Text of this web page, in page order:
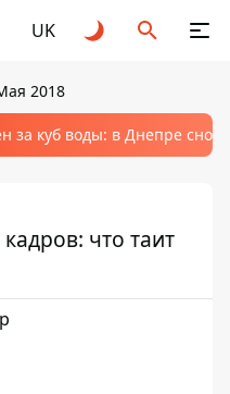
UK
2018
за куб воды: в Днепре
что таит